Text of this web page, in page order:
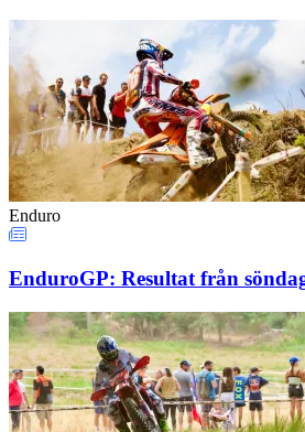
Enduro
EnduroGP: Resultat från